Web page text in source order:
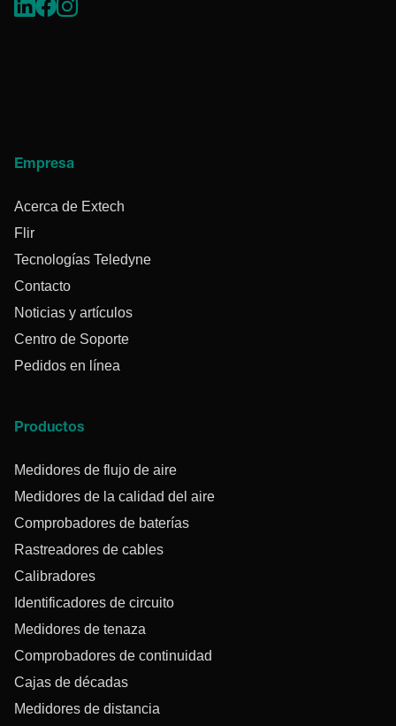
Empresa
Acerca de Extech
Flir
Tecnologías Teledyne
Contacto
Noticias y artículos
Centro de Soporte
Pedidos en línea
Productos
Medidores de flujo de aire
Medidores de la calidad del aire
Comprobadores de baterías
Rastreadores de cables
Calibradores
Identificadores de circuito
Medidores de tenaza
Comprobadores de continuidad
Cajas de décadas
Medidores de distancia